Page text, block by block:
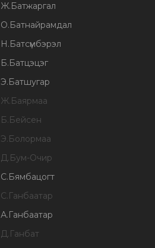
Ж.Батжаргал
О.Батнайрамдал
Н.Батсүмбэрэл
Б.Батцэцэг
Э.Батшугар
Ж.Баярмаа
Б.Бейсен
Э.Болормаа
Д.Бум-Очир
С.Бямбацогт
С.Ганбаатар
А.Ганбаатар
Д.Ганбат